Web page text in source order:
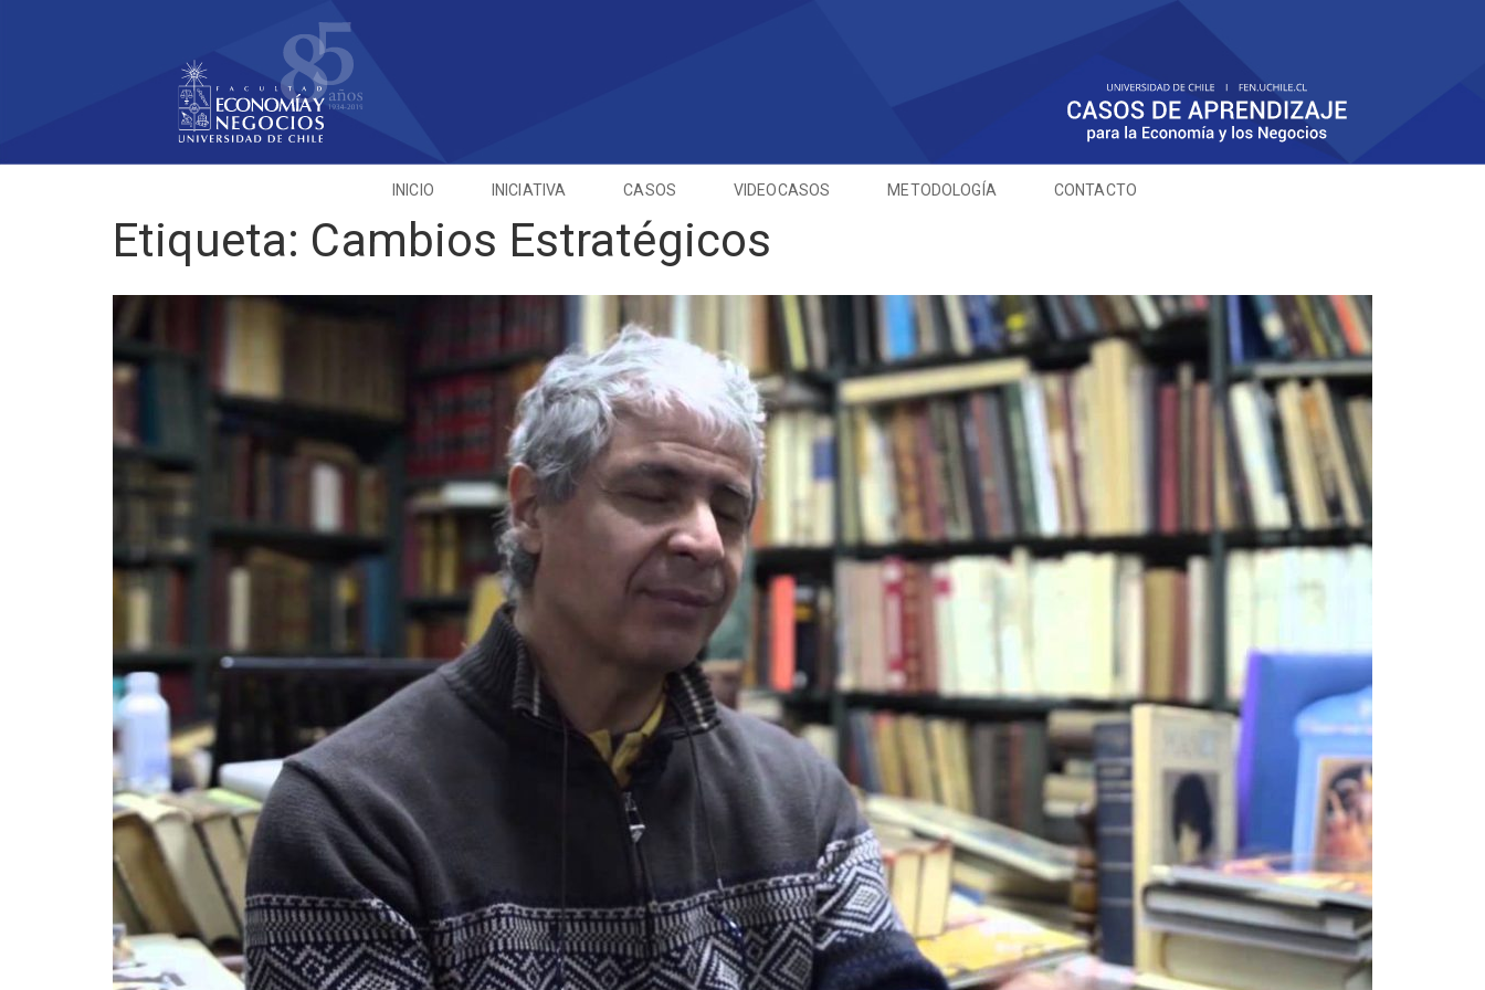
INICIO INICIATIVA CASOS VIDEOCASOS METODOLOGÍA CONTACTO
Etiqueta: Cambios Estratégicos